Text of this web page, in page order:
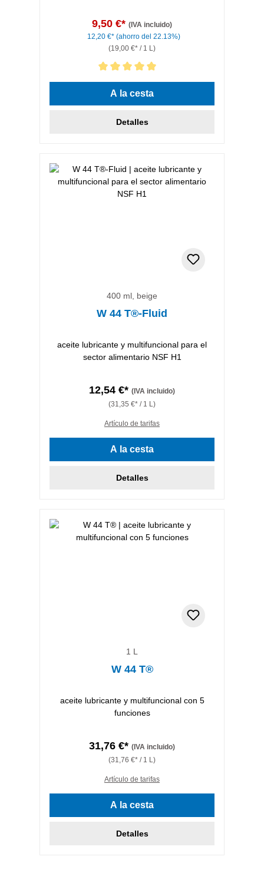
9,50 €* (IVA incluido)
12,20 €* (ahorro del 22.13%)
(19,00 €* / 1 L)
Calificación promedio de 5 de 5 estrellas
A la cesta
Detalles
400 ml, beige
W 44 T®-Fluid
aceite lubricante y multifuncional para el
sector alimentario NSF H1
12,54 €* (IVA incluido)
(31,35 €* / 1 L)
Artículo de tarifas
A la cesta
Detalles
1 L
W 44 T®
aceite lubricante y multifuncional con 5
funciones
31,76 €* (IVA incluido)
(31,76 €* / 1 L)
Artículo de tarifas
A la cesta
Detalles